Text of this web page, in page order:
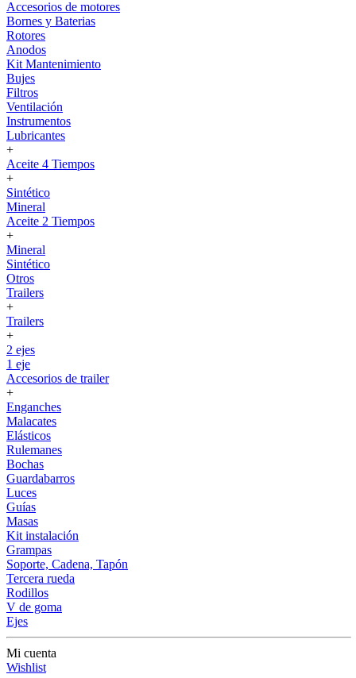
Accesorios de motores
Bornes y Baterias
Rotores
Anodos
Kit Mantenimiento
Bujes
Filtros
Ventilación
Instrumentos
Lubricantes
+
Aceite 4 Tiempos
+
Sintético
Mineral
Aceite 2 Tiempos
+
Mineral
Sintético
Otros
Trailers
+
Trailers
+
2 ejes
1 eje
Accesorios de trailer
+
Enganches
Malacates
Elásticos
Rulemanes
Bochas
Guardabarros
Luces
Guías
Masas
Kit instalación
Grampas
Soporte, Cadena, Tapón
Tercera rueda
Rodillos
V de goma
Ejes
Mi cuenta
Wishlist